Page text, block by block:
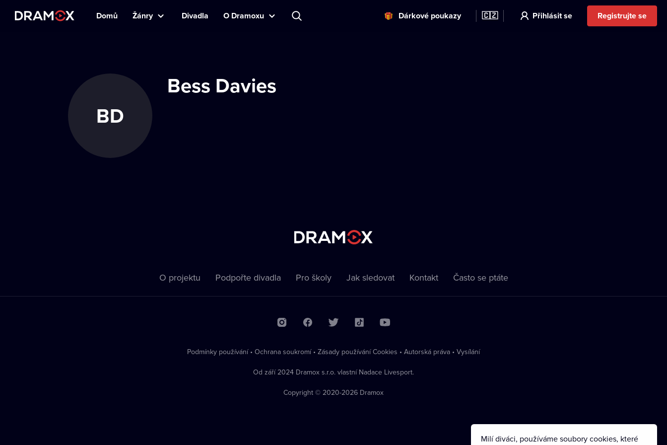
Domů Žánry Divadla O Dramoxu Dárkové poukazy 🇨🇿 Přihlásit se Registrujte se
BD
Bess Davies
O projektu Podpořte divadla Pro školy Jak sledovat Kontakt Často se ptáte
Podmínky používání • Ochrana soukromí • Zásady používání Cookies • Autorská práva • Vysílání
Od září 2024 Dramox s.r.o. vlastní Nadace Livesport.
Copyright © 2020-2026 Dramox
Milí diváci, používáme soubory cookies, které